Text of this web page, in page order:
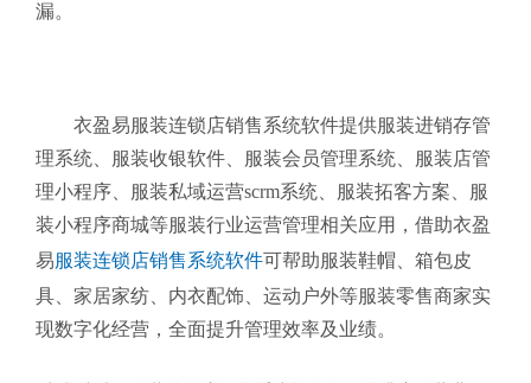
漏。
衣盈易服装连锁店销售系统软件提供服装进销存管
理系统、服装收银软件、服装会员管理系统、服装店管
理小程序、服装私域运营scrm系统、服装拓客方案、服
装小程序商城等服装行业运营管理相关应用，借助衣盈
易服装连锁店销售系统软件可帮助服装鞋帽、箱包皮
具、家居家纺、内衣配饰、运动户外等服装零售商家实
现数字化经营，全面提升管理效率及业绩。